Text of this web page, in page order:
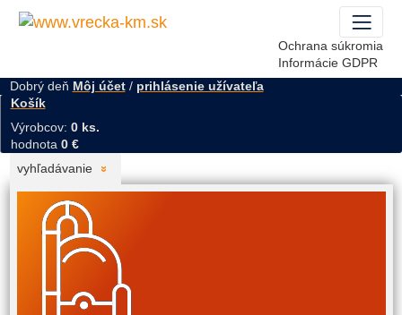
Ochrana súkromia
Informácie GDPR
Dobrý deň Môj účet/ prihlásenie užívateľa
Košík
Výrobcov: 0 ks.
hodnota 0 €
vyhľadávanie